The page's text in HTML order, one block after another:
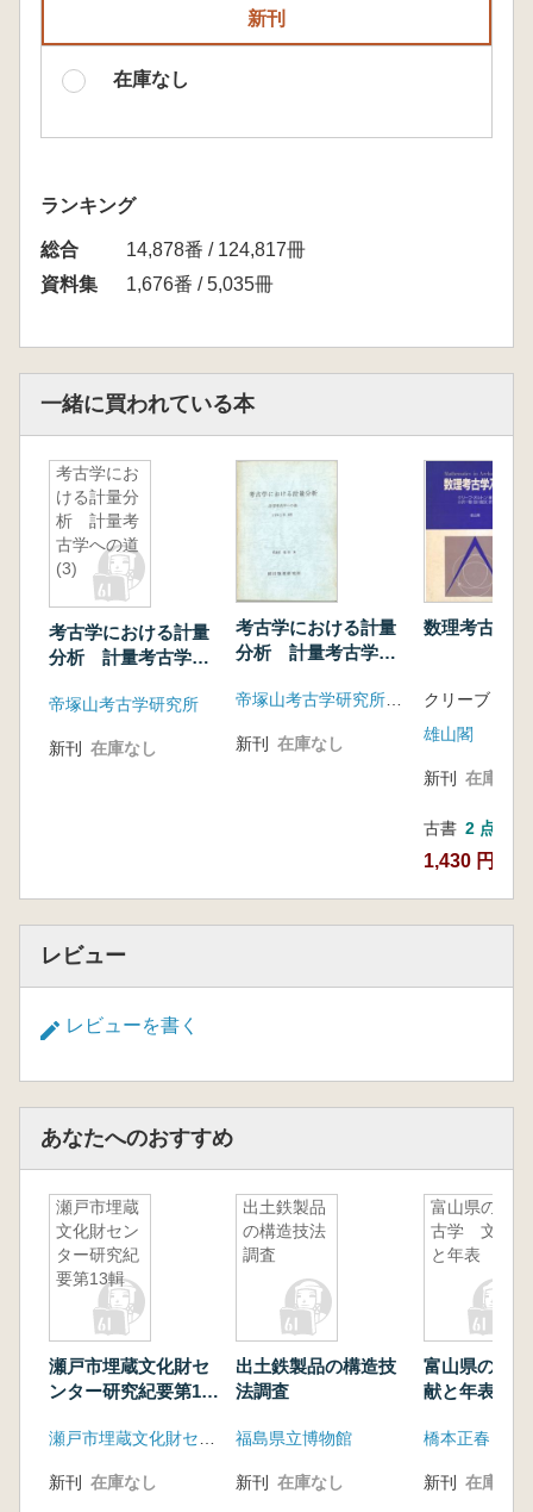
新刊
在庫なし
ランキング
総合
14,878番 / 124,817冊
資料集
1,676番 / 5,035冊
一緒に買われている本
考古学にお
ける計量分
析 計量考
古学への道
(3)
考古学における計量
分析 計量考古学へ
帝塚山考古学研究所
新刊 在庫なし
考古学における計量
分析 計量考古学へ
帝塚山考古学研究所(統計数理研究所)
新刊 在庫なし
数理考古学
雄山閣
新刊 在庫なし
古書 2 点
1,430 円~
レビュー
レビューを書く
あなたへのおすすめ
瀬戸市埋蔵
文化財セン
ター研究紀
要第13輯
瀬戸市埋蔵文化財セ
ンター研究紀要第13
新刊 在庫なし
出土鉄製品
の構造技法
調査
出土鉄製品の構造技
法調査
福島県立博物館
新刊 在庫なし
富山県の考
古学 文献
と年表
富山県の考
献と年表
橋本正春
新刊 在庫なし